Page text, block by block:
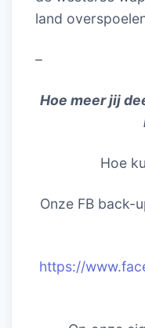
land
–
Hoe meer jij
Hoe
Onze FB back-
https://